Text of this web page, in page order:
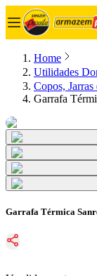
Home
Utilidades
Copos,
Garrafa
Garrafa Térmica